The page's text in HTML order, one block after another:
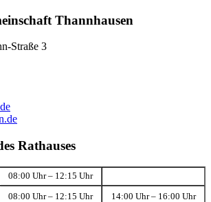
Thannhausen
Straße 3
Rathauses
08:00 Uhr – 12:15 Uhr
08:00 Uhr – 12:15 Uhr 14:00 Uhr – 16:00 Uhr